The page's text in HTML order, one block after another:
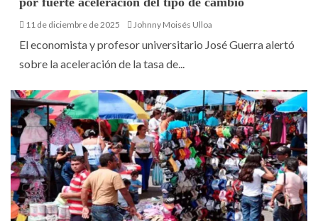
11 de diciembre de 2025 Johnny Moisés Ulloa
El economista y profesor universitario José Guerra alertó
sobre la aceleración de la tasa de...